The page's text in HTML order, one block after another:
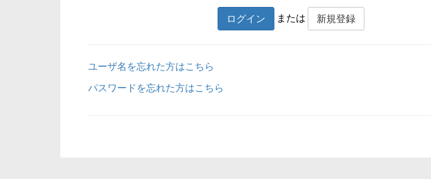
ログイン または 新規登録
ユーザ名を忘れた方はこちら
パスワードを忘れた方はこちら